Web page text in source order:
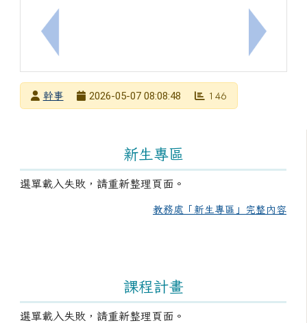
上一筆：消費者保護教育宣導-安全購票守則下一筆：
發布者
幹事
2026-05-07 08:08:48 146
新生專區
選單載入失敗，請重新整理頁面。
教務處「新生專區」完整內容
課程計畫
選單載入失敗，請重新整理頁面。